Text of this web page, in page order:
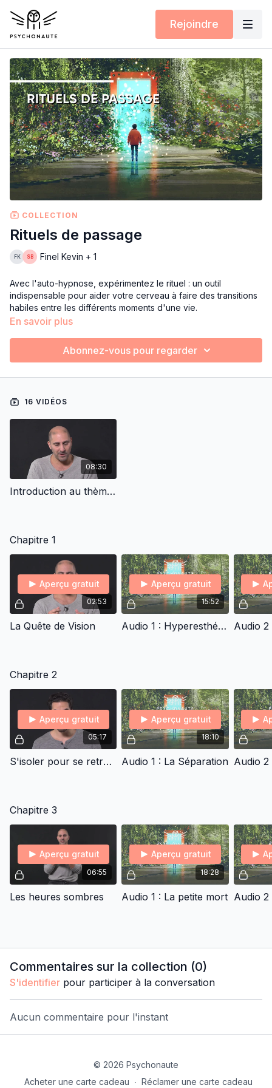
Rejoindre
COLLECTION
Rituels de passage
Finel Kevin + 1
Avec l'auto-hypnose, expérimentez le rituel : un outil
indispensable pour aider votre cerveau à faire des transitions
habiles entre les différents moments d'une vie.
vous retrouver ? Comment mettre en place des rituels de
thèmes suivants :
ThèmeSortez de votre zone de confort
ThèmeContraintes existentielles
ThèmeVers l'accomplissement personnel
En savoir plus
Abonnez-vous pour regarder
16 VIDÉOS
08:30
Introduction au thème Rituels de passage
Chapitre 1
02:53
Aperçu gratuit
La Quête de Vision
15:52
Aperçu gratuit
Audio 1 : Hyperesthésie de vos sens
Chapitre 2
05:17
Aperçu gratuit
S'isoler pour se retrouver
18:10
Aperçu gratuit
Audio 1 : La Séparation Audio 2
Chapitre 3
06:55
Aperçu gratuit
Les heures sombres
18:28
Aperçu gratuit
Audio 1 : La petite mort
Commentaires sur la collection (0)
S'identifier pour participer à la conversation
Aucun commentaire pour l'instant
© 2026 Psychonaute
Acheter une carte cadeau ∙ Réclamer une carte cadeau